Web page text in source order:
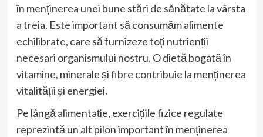
în menținerea unei bune stări de sănătate la vârsta
a treia. Este important să consumăm alimente
echilibrate, care să furnizeze toți nutrienții
necesari organismului nostru. O dietă bogată în
vitamine, minerale și fibre contribuie la menținerea
vitalității și energiei.
Pe lângă alimentație, exercițiile fizice regulate
reprezintă un alt pilon important în menținerea